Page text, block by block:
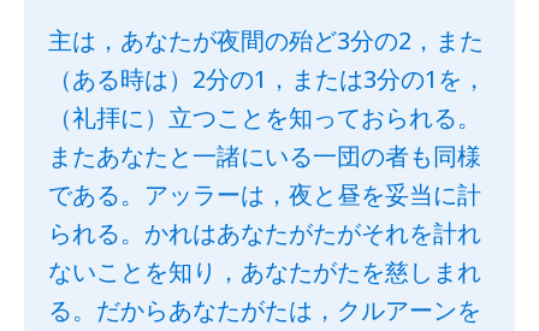
主は，あなたが夜間の殆ど3分の2，また
（ある時は）2分の1，または3分の1を，
（礼拝に）立つことを知っておられる。
またあなたと一諸にいる一団の者も同様
である。アッラーは，夜と昼を妥当に計
られる。かれはあなたがたがそれを計れ
ないことを知り，あなたがたを慈しまれ
る。だからあなたがたは，クルアーンを